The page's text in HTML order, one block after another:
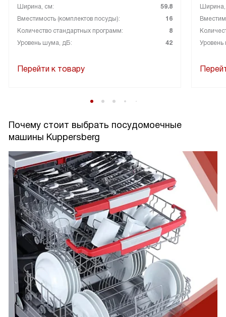
Ширина, см:
59.8
Вместимость (комплектов посуды):
16
Количество стандартных программ:
8
Уровень шума, дБ:
42
Перейти к товару
Почему стоит выбрать посудомоечные
машины Kuppersberg